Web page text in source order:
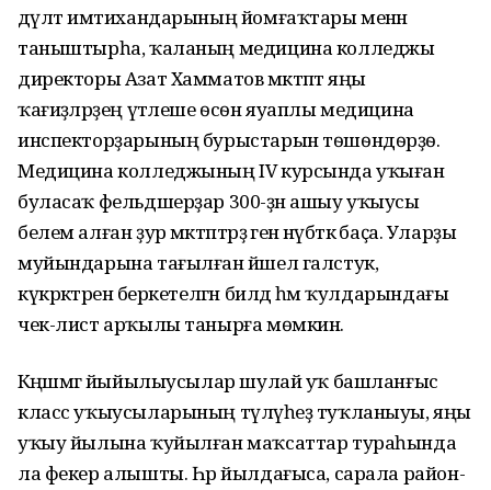
дәүләт имтихандарының йомғаҡтары менән
таныштырһа, ҡаланың медицина колледжы
директоры Азат Хамматов мәктәптә яңы
ҡағиҙәләрҙең үтәлеше ѳсѳн яуаплы медицина
инспекторҙарының бурыстарын тѳшѳндѳрҙѳ.
Медицина колледжының IV курсында уҡыған
буласаҡ фельдшерҙар 300-ҙән ашыу уҡыусы
белем алған ҙур мәктәптәрҙә генә нәүбәткә баҫа. Уларҙы
муйындарына тағылған йәшел галстук,
күкрәктәренә беркетелгән билдә һәм ҡулдарындағы
чек-лист арҡылы танырға мөмкин.
Кәңәшмәгә йыйылыусылар шулай уҡ башланғыс
класс уҡыусыларының түләүһеҙ туҡланыуы, яңы
уҡыу йылына ҡуйылған маҡсаттар тураһында
ла фекер алышты. Һәр йылдағыса, сарала район-